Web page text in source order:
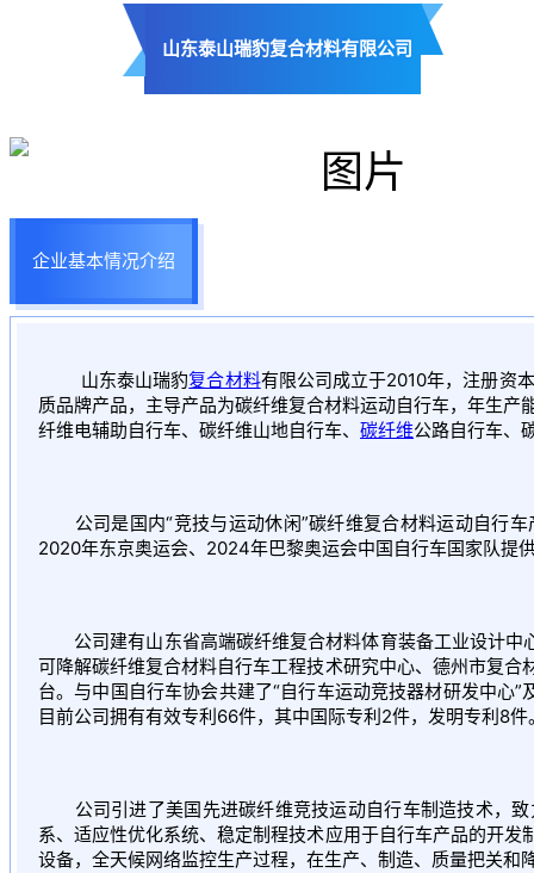
山东泰山瑞豹复合材料有限公司
企业基本情况介绍
山东泰山瑞豹复合材料有限公司成立于2010年，注册资
质品牌产品，主导产品为碳纤维复合材料运动自行车，年生
纤维电辅助自行车、碳纤维山地自行车、 碳纤维公路自行车、
公司是国内“竞技与运动休闲”碳纤维复合材料运动自行车
2020年东京奥运会、2024年巴黎奥运会中国自行车国家队提
公司建有山东省高端碳纤维复合材料体育装备工业设计中
可降解碳纤维复合材料自行车工程技术研究中心、德州市复
台。与中国自行车协会共建了“自行车运动竞技器材研发中心
目前公司拥有有效专利66件，其中国际专利2件，发明专利8件
公司引进了美国先进碳纤维竞技运动自行车制造技术，致
系、适应性优化系统、稳定制程技术应用于自行车产品的开
设备，全天候网络监控生产过程，在生产、制造、质量把关和